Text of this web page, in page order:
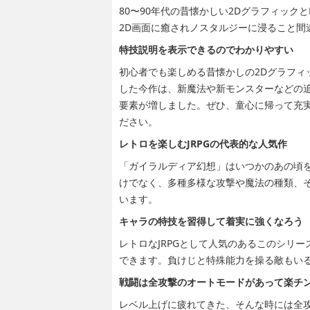
80〜90年代の昔懐かしい2Dグラフィック
2D画面に癒されノスタルジーに浸ること
特技説明を表示できるのでわかりやすい
初心者でも楽しめる昔懐かしの2Dグラフ
した今作は、新魔法や新モンスターなど
要素が増しました。ぜひ、童心に帰って充
ださい。
レトロを楽しむJRPGの代表的な人気作
「ガイラルディア幻想」はいつかのあの
けでなく、多種多様な攻撃や魔法の種類
います。
キャラの特技を習得して着実に強くなろう
レトロなJRPGとして人気のあるこのシリ
できます。負けじと特殊能力を操る敵もい
戦闘は全攻撃のオートモードがあって楽チ
レベル上げに疲れてきた、そんな時には